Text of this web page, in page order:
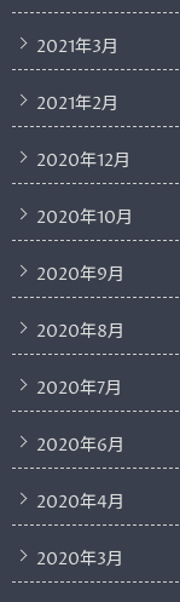
2021年3月
2021年2月
2020年12月
2020年10月
2020年9月
2020年8月
2020年7月
2020年6月
2020年4月
2020年3月